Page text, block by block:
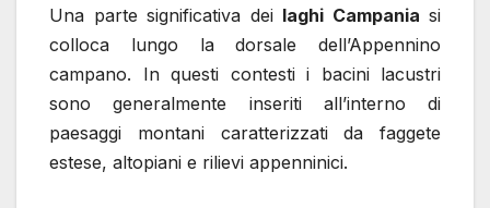
Una parte significativa dei laghi Campania si
colloca lungo la dorsale dell’Appennino
campano. In questi contesti i bacini lacustri
sono generalmente inseriti all’interno di
paesaggi montani caratterizzati da faggete
estese, altopiani e rilievi appenninici.